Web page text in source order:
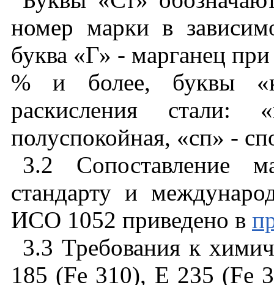
номер марки в
буква «Г» - марганец при
%и более, буквы
раскисления
стали:
полуспокойная, «сп» -
3.2 Сопоставление
стандарту и
ИСО 1052 приведено в
3.3 Требования к
185 (Fe 310), Е 235 (Fe